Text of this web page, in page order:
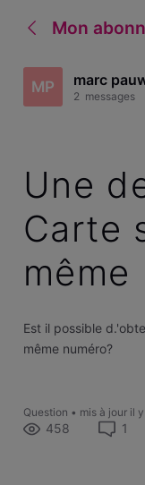
Mon
MP marc
2 messages
Une
Carte
même
Est il possible
même numéro?
Question • mis à jour il
458 1